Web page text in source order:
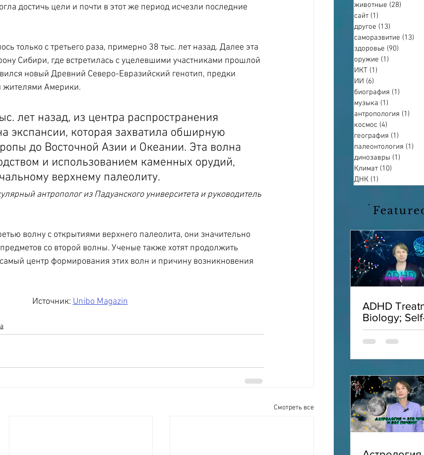
достичь цели и почти в этот же период исчезли последние
только с третьего раза, примерно 38 тыс. лет назад. Далее эта
Сибири, где встретилась с уцелевшими участниками прошлой
новый Древний Северо-Евразийский генотип, предки
жителями Америки.
лет назад, из центра распространения
экспансии, которая захватила обширную
до Восточной Азии и Океании. Эта волна
и использованием каменных орудий,
верхнему палеолиту.
антрополог из Падуанского университета и руководитель
волну с открытиями верхнего палеолита, они значительно
со второй волны. Ученые также хотят продолжить
центр формирования этих волн и причину возникновения
Источник: Unibo Magazin
Смотреть все
животные (28)
сайт (1)
другое (13)
саморазвитие (13)
здоровье (90)
оружие (1)
ИКТ (1)
ИИ (6)
биография (1)
музыка (1)
антропология (1)
космос (4)
география (1)
палеонтология (1)
динозавры (1)
Климат (10)
ДНК (1)
ADHD
Biology;
Acceptance;
Interviews;